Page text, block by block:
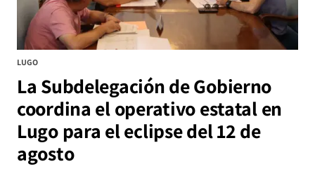
LUGO
La Subdelegación de Gobierno
coordina el operativo estatal en
Lugo para el eclipse del 12 de
agosto